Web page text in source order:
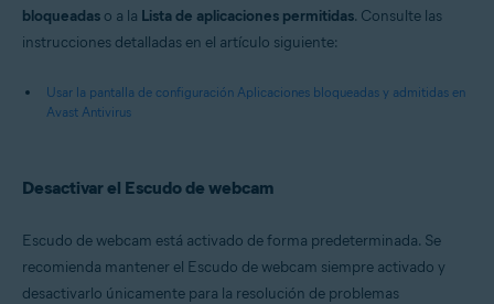
bloqueadas o a la Lista de aplicaciones permitidas. Consulte las
instrucciones detalladas en el artículo siguiente:
Usar la pantalla de configuración Aplicaciones bloqueadas y admitidas en
Avast Antivirus
Desactivar el Escudo de webcam
Escudo de webcam está activado de forma predeterminada. Se
recomienda mantener el Escudo de webcam siempre activado y
desactivarlo únicamente para la resolución de problemas